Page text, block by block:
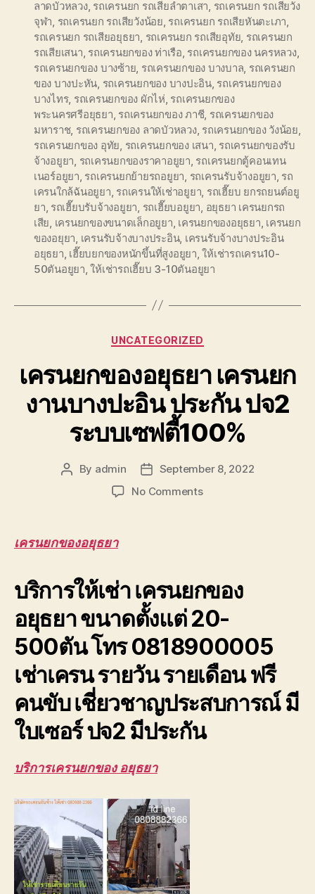
ลาดบัวหลวง, รถเครนยก รถเสียลำตาเสา รถเครนยก รถเสียวัง
จุฬา รถเครนยก รถเสียวังน้อย รถเครนยก รถเสียหันตะเภา
รถเครนยก รถเสียอยุธยา รถเครนยก รถเสียอุทัย รถเครนยก
รถเสียเสนา รถเครนยกของ ท่าเรือ รถเครนยกของ นครหลวง,
รถเครนยกของ บางซ้าย รถเครนยกของ บางบาล รถเครนยก
ของ บางปะหัน รถเครนยกของ บางปะอิน, รถเครนยกของ
บางไทร, รถเครนยกของ ผักไห่ รถเครนยกของ
พระนครศรีอยุธยา รถเครนยกของ ภาชี, รถเครนยกของ
มหาราช, รถเครนยกของ ลาดบัวหลวง, รถเครนยกของ วังน้อย
รถเครนยกของ อุทัย รถเครนยกของ เสนา รถเครนยกของรับ
จ้างอยูยา รถเครนยกของราคาอยูยา รถเครนยกตู้คอนเทน
เนอร์อยูยา รถเครนยกย้ายรถอยูยา รถเครนรับจ้างอยูยา รถ
เครนใกล้ฉันอยูยา รถเครนให้เช่าอยูยา รถเฮี๊ยบ ยกรถยนต์อยู
ยา รถเฮี๊ยบรับจ้างอยูยา รถเฮี๊ยบอยูยา อยุธยา เครนยกรถ
เสีย เครนยกของขนาดเล็กอยูยา เครนยกของอยุธยา เครนยก
ของอยุยา เครนรับจ้างบางประอิน, เครนรับจ้างบางประอิน
อยุธยา เฮี๊ยบยกของหนักขึ้นที่สูงอยูยา ,ให้เช่ารถเครน10-
50ตันอยูยา ,ให้เช่ารถเฮี๊ยบ 3-10ตันอยูยา
Categories
UNCATEGORIZED
เครนยกของอยุธยา เครนยก
งานบางปะอิน ประกัน ปจ2
ระบบเซฟตี้100%
Post
By admin
Post
date
September 8, 2022
No Commentson
ยก
งาน
บางปะอิน
ประกัน
ปจ2
ระบบ
เซฟตี้100%
เครนยกของอยุธยา
บริการให้เช่า เครนยกของ
อยุธยา ขนาดตั้งแต่ 20-
500ตัน โทร 0818900005
เช่าเครน รายวัน รายเดือน ฟรี
คนขับ เชี่ยวชาญประสบการณ์ มี
ใบเซอร์ ปจ2 มีประกัน
บริการเครนยกของ อยุธยา